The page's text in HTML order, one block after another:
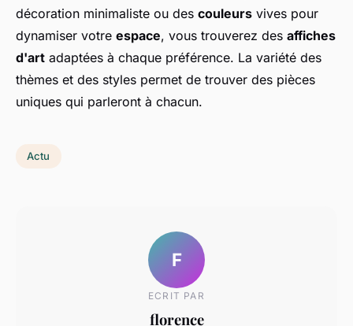
décoration minimaliste ou des couleurs vives pour
dynamiser votre espace, vous trouverez des affiches
d'art adaptées à chaque préférence. La variété des
thèmes et des styles permet de trouver des pièces
uniques qui parleront à chacun.
Actu
F
ECRIT PAR
florence